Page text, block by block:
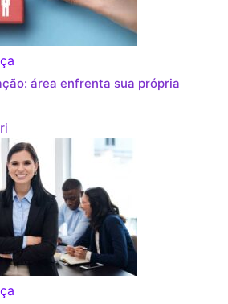
área enfrenta sua própria